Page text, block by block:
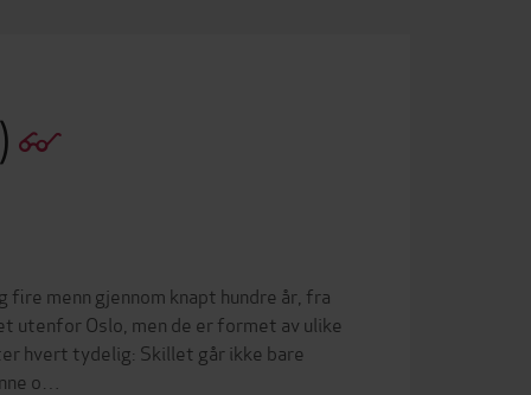
menn gjennom knapt hundre år, fra
utenfor Oslo, men de er formet av ulike
hvert tydelig: Skillet går ikke bare
o…